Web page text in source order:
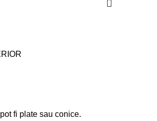
fi plate sau conice.